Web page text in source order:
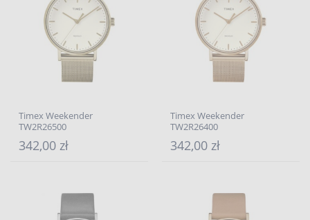
Timex Weekender
TW2R26500
342,00 zł
Timex Weekender
TW2R26400
342,00 zł